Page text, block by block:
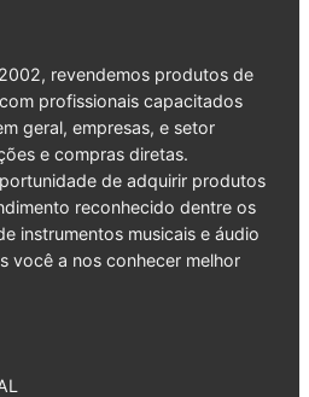
revendemos produtos de
profissionais capacitados
geral, empresas, e setor
e compras diretas.
de adquirir produtos
reconhecido dentre os
instrumentos musicais e áudio
você a nos conhecer melhor